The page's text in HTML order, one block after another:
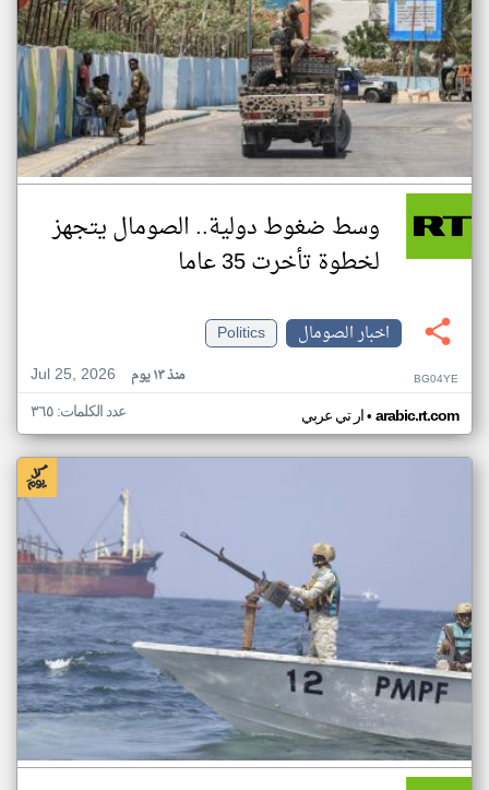
وسط ضغوط دولية.. الصومال يتجهز
لخطوة تأخرت 35 عاما
اخبار الصومال
Politics
Jul 25, 2026
منذ ١٣ يوم BG04YE
ار تي عربي• arabic.rt.com عدد الكلمات: ٣٦٥